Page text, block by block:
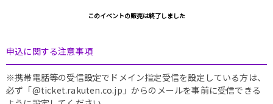
このイベントの販売は終了しました
申込に関する注意事項
※携帯電話等の受信設定でドメイン指定受信を設定している方は、
必ず「@ticket.rakuten.co.jp」からのメールを事前に受信できる